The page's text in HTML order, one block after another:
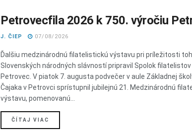
Petrovecfila 2026 k 750. výročiu
J. ČIEP 07/08/2026
Ďalšiu medzinárodnú filatelistickú výstavu pri príležitosti
Slovenských národných slávností pripravil Spolok
Petrovec. V piatok 7. augusta podvečer v aule Základnej
Čajaka v Petrovci sprístupnil jubilejnú 21. Medzinárodnú
výstavu, pomenovanú...
ČÍTAJ VIAC